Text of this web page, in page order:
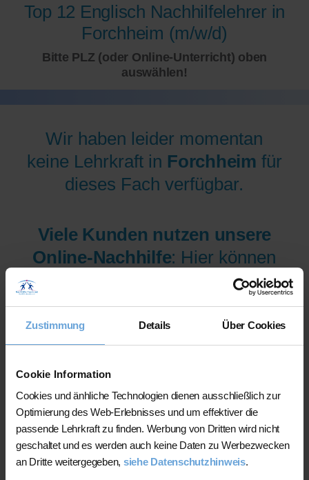
Zustimmung Details Über Cookies
Cookie Information
Cookies und änhliche Technologien dienen ausschließlich zur
Optimierung des Web-Erlebnisses und um effektiver die
passende Lehrkraft zu finden. Werbung von Dritten wird nicht
geschaltet und es werden auch keine Daten zu Werbezwecken
an Dritte weitergegeben, siehe Datenschutzhinweis.
Top 12 Englisch Nachhilfelehrer in
Forchheim (m/w/d)
Bitte PLZ (oder Online-Unterricht) oben
auswählen!
Wir haben leider momentan
keine Lehrkraft in Forchheim für
dieses Fach verfügbar.
Viele Kunden nutzen unsere
Online-Nachhilfe: Hier können
wir Ihnen aus mehr als 300
Lehrer/innen pro Fach und
Niveau die am besten
qualifizierten Lehrer/innen sofort
zur Verfügung stellen.
Jetzt verfügbare Lehrer/innen
für Online-Nachhilfe anzeigen
lassen.